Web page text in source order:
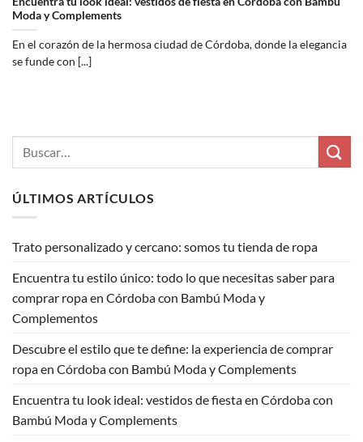
Moda y Complements
En el corazón de la hermosa ciudad de Córdoba, donde la elegancia
se funde con [...]
ÚLTIMOS ARTÍCULOS
Trato personalizado y cercano: somos tu tienda de ropa
Encuentra tu estilo único: todo lo que necesitas saber para
comprar ropa en Córdoba con Bambú Moda y
Complementos
Descubre el estilo que te define: la experiencia de comprar
ropa en Córdoba con Bambú Moda y Complements
Encuentra tu look ideal: vestidos de fiesta en Córdoba con
Bambú Moda y Complements